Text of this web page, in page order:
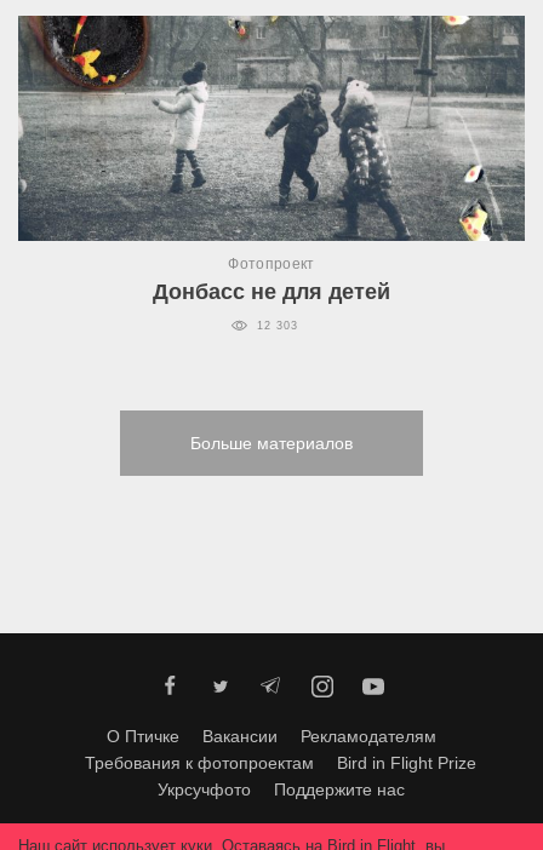
Фотопроект
Донбасс не для детей
12 303
Больше материалов
О Птичке Вакансии
Рекламодателям
Требования к фотопроектам
Bird in Flight Prize
Укрсучфото
Поддержите нас
Любое использование материалов допускается только с согласия
Наш сайт использует куки. Оставаясь на Bird in Flight, вы